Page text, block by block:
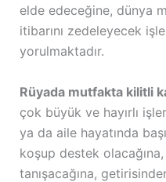
elde edeceğine, dünya
itibarını zedeleyecek
yorulmaktadır.
Rüyada mutfakta kilitli
çok büyük ve hayırlı
ya da aile hayatında başı
koşup destek
tanışacağına,